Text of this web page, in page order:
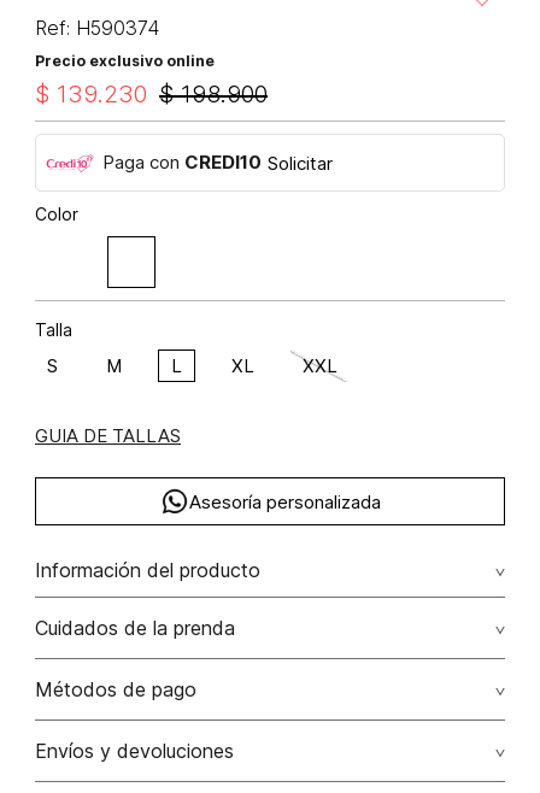
Ref: H590374
Precio exclusivo online
$ 198.900
$ 139.230
Paga con CREDI10 Solicitar
Color
Talla
S M L XL XXL
GUIA DE TALLAS
Asesoría personalizada
Información del producto
viscosa 84% poliéster 16% 84.00% viscosa/viscose16.00%
poliéster/polyester
Cuidados de la prenda
Lavar a mano por separado / no dejar en remojo / no
No usar lejia
Métodos de pago
Tarjetas de crédito: Visa, Dinners, Master Card y American
Envíos y devoluciones